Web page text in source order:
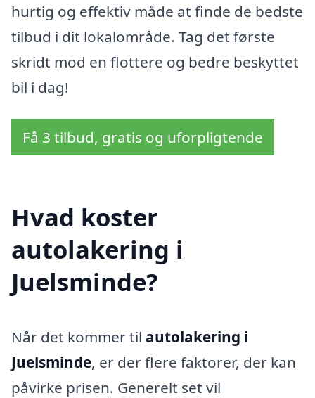
hurtig og effektiv måde at finde de bedste
tilbud i dit lokalområde. Tag det første
skridt mod en flottere og bedre beskyttet
bil i dag!
Få 3 tilbud, gratis og uforpligtende
Hvad koster
autolakering i
Juelsminde?
Når det kommer til autolakering i
Juelsminde, er der flere faktorer, der kan
påvirke prisen. Generelt set vil